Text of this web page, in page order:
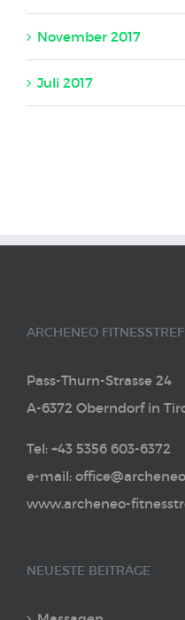
November 2017
Juli 2017
ARCHENEO
Pass-Thurn-Strasse 24
A-6372 Oberndorf in
Tel: +43 5356 603-6372
e-mail:
www.archeneo-
NEUESTE BEITRÄGE